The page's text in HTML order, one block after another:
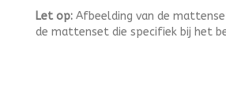
Let op: Afbeelding van de
de mattenset die specifiek bij het